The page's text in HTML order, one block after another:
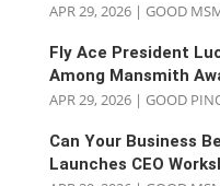
APR 29, 2026| GOOD
Fly Ace President
Among Mansmith
APR 29, 2026| GOOD
Can Your Business
Launches CEO